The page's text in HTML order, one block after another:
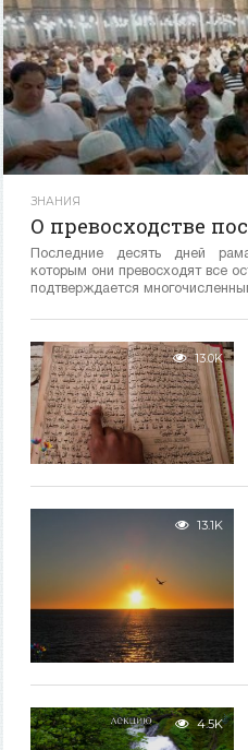
ЗНАНИЯ
О превосходстве
Последние десять дней
которым они превосходят все
подтверждается
13.0K
13.1K
4.5K